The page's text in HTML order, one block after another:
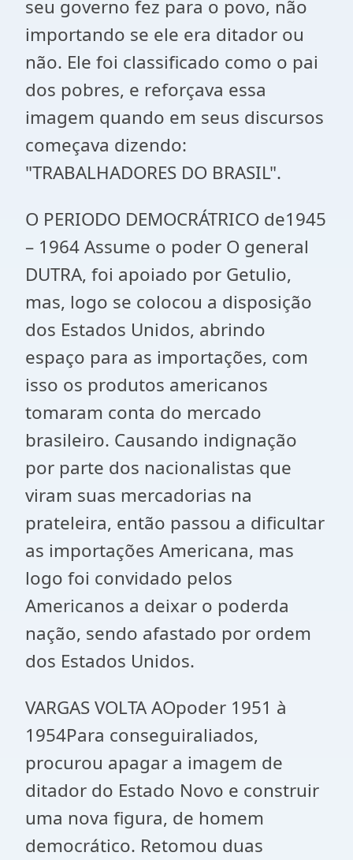
seu governo fez para o povo, não
importando se ele era ditador ou
não. Ele foi classificado como o pai
dos pobres, e reforçava essa
imagem quando em seus discursos
começava dizendo:
"TRABALHADORES DO BRASIL".
O PERIODO DEMOCRÁTRICO de1945
– 1964 Assume o poder O general
DUTRA, foi apoiado por Getulio,
mas, logo se colocou a disposição
dos Estados Unidos, abrindo
espaço para as importações, com
isso os produtos americanos
tomaram conta do mercado
brasileiro. Causando indignação
por parte dos nacionalistas que
viram suas mercadorias na
prateleira, então passou a dificultar
as importações Americana, mas
logo foi convidado pelos
Americanos a deixar o poderda
nação, sendo afastado por ordem
dos Estados Unidos.
VARGAS VOLTA AOpoder 1951 à
1954Para conseguiraliados,
procurou apagar a imagem de
ditador do Estado Novo e construir
uma nova figura, de homem
democrático. Retomou duas